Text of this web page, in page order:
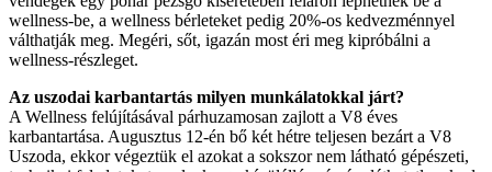
wellness-be, a wellness bérleteket pedig 20%-os kedvezménnyel
válthatják meg. Megéri, sőt, igazán most éri meg kipróbálni a
wellness-részleget.
Az uszodai karbantartás milyen munkálatokkal járt?
A Wellness felújításával párhuzamosan zajlott a V8 éves
karbantartása. Augusztus 12-én bő két hétre teljesen bezárt a V8
Uszoda, ekkor végeztük el azokat a sokszor nem látható gépészeti,